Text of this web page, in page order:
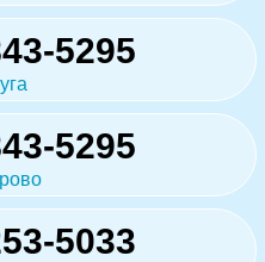
5295
5295
5033